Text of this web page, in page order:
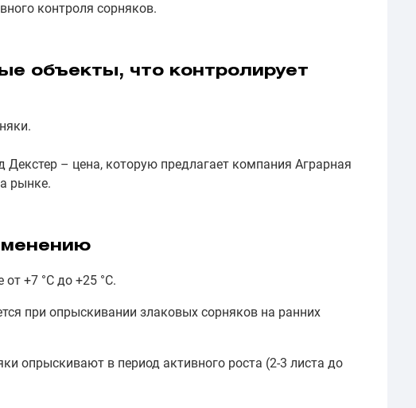
контроля сорняков.
объекты, что контролирует
– цена, которую предлагает компания Аграрная
рынке.
+7 °С до +25 °С.
при опрыскивании злаковых сорняков на ранних
опрыскивают в период активного роста (2-3 листа до